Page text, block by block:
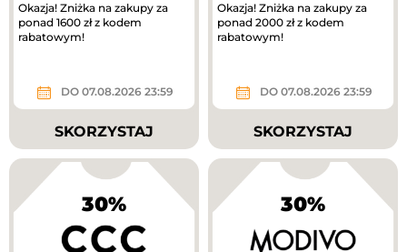
Okazja! Zniżka na zakupy za
ponad 1600 zł z kodem
rabatowym!
DO 07.08.2026 23:59
SKORZYSTAJ
Okazja! Zniżka na zakupy za
ponad 2000 zł z kodem
rabatowym!
DO 07.08.2026 23:59
SKORZYSTAJ
30% 30%